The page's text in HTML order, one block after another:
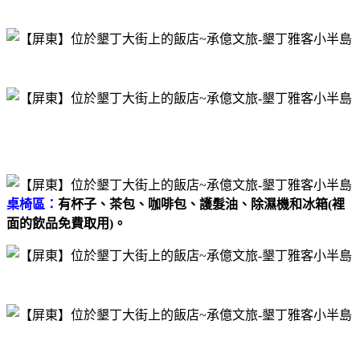
桌椅區： 有杯子、茶包、咖啡包、護髮油、除濕機和冰箱(裡
面的飲品免費取用)。